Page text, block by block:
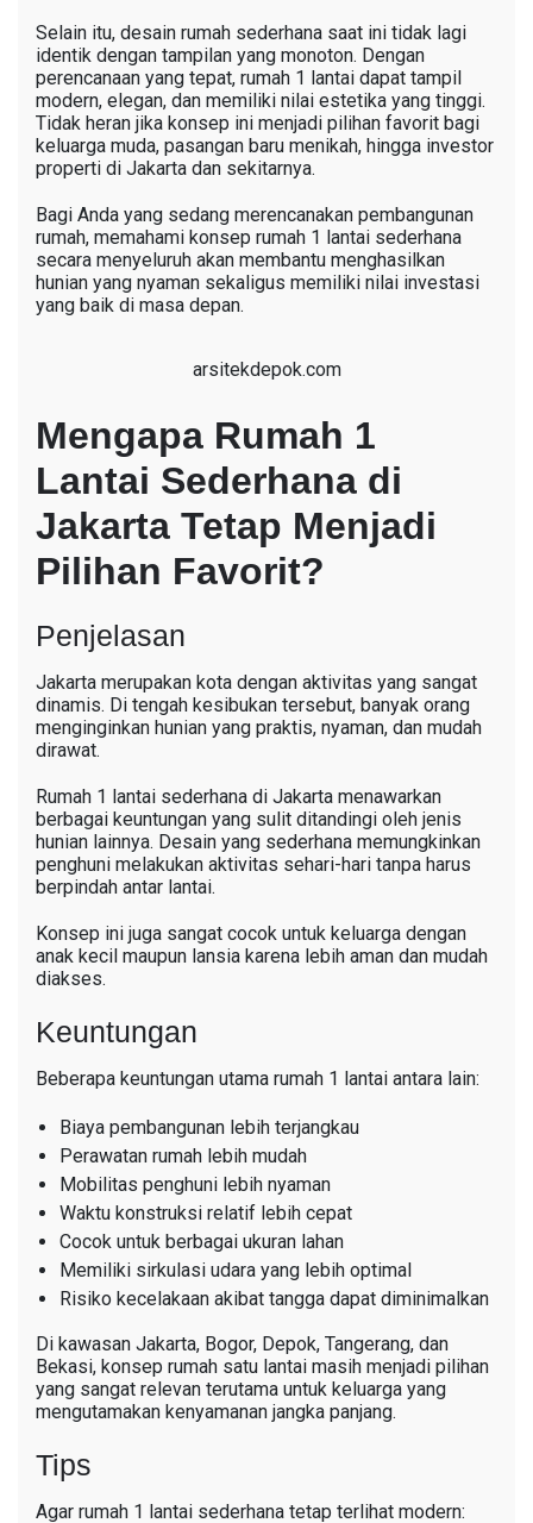
Selain itu, desain rumah sederhana saat ini tidak lagi
identik dengan tampilan yang monoton. Dengan
perencanaan yang tepat, rumah 1 lantai dapat tampil
modern, elegan, dan memiliki nilai estetika yang tinggi.
Tidak heran jika konsep ini menjadi pilihan favorit bagi
keluarga muda, pasangan baru menikah, hingga investor
properti di Jakarta dan sekitarnya.
Bagi Anda yang sedang merencanakan pembangunan
rumah, memahami konsep rumah 1 lantai sederhana
secara menyeluruh akan membantu menghasilkan
hunian yang nyaman sekaligus memiliki nilai investasi
yang baik di masa depan.
arsitekdepok.com
Mengapa Rumah 1
Lantai Sederhana di
Jakarta Tetap Menjadi
Pilihan Favorit?
Penjelasan
Jakarta merupakan kota dengan aktivitas yang sangat
dinamis. Di tengah kesibukan tersebut, banyak orang
menginginkan hunian yang praktis, nyaman, dan mudah
dirawat.
Rumah 1 lantai sederhana di Jakarta menawarkan
berbagai keuntungan yang sulit ditandingi oleh jenis
hunian lainnya. Desain yang sederhana memungkinkan
penghuni melakukan aktivitas sehari-hari tanpa harus
berpindah antar lantai.
Konsep ini juga sangat cocok untuk keluarga dengan
anak kecil maupun lansia karena lebih aman dan mudah
diakses.
Keuntungan
Beberapa keuntungan utama rumah 1 lantai antara lain:
Biaya pembangunan lebih terjangkau
Perawatan rumah lebih mudah
Mobilitas penghuni lebih nyaman
Waktu konstruksi relatif lebih cepat
Cocok untuk berbagai ukuran lahan
Memiliki sirkulasi udara yang lebih optimal
Risiko kecelakaan akibat tangga dapat diminimalkan
Di kawasan Jakarta, Bogor, Depok, Tangerang, dan
Bekasi, konsep rumah satu lantai masih menjadi pilihan
yang sangat relevan terutama untuk keluarga yang
mengutamakan kenyamanan jangka panjang.
Tips
Agar rumah 1 lantai sederhana tetap terlihat modern: